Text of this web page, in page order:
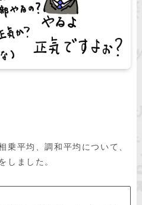
乗平均、調和平均について、
しました。